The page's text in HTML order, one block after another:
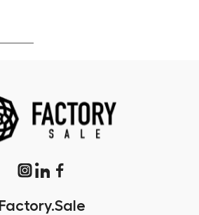
Factory.Sale